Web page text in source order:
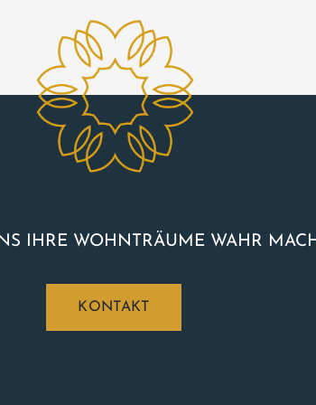
IHRE WOHNTRÄUME WAHR
KONTAKT